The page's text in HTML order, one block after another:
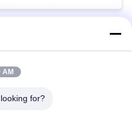
AM
for?